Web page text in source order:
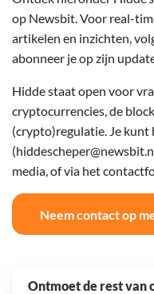
op Newsbit. Voor real-
artikelen en inzichten,
abonneer je op zijn
Hidde staat open voor
cryptocurrencies, de
(crypto)regulatie. Je kunt
media, of via het
Neem contact op
Ontmoet de rest van